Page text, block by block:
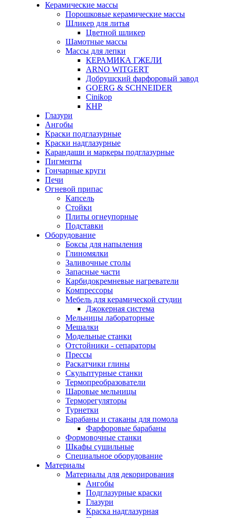
Керамические массы
Порошковые керамические массы
Шликер для литья
Цветной шликер
Шамотные массы
Массы для лепки
КЕРАМИКА ГЖЕЛИ
ARNO WITGERT
Добрушский фарфоровый завод
GOERG & SCHNEIDER
Cinikop
КНР
Глазури
Ангобы
Краски подглазурные
Краски надглазурные
Карандаши и маркеры подглазурные
Пигменты
Гончарные круги
Печи
Огневой припас
Капсель
Стойки
Плиты огнеупорные
Подставки
Оборудование
Боксы для напыления
Глиномялки
Заливочные столы
Запасные части
Карбидокремневые нагреватели
Компрессоры
Мебель для керамической студии
Джокерная система
Мельницы лабораторные
Мешалки
Модельные станки
Отстойники - сепараторы
Прессы
Раскатчики глины
Скульптурные станки
Термопреобразователи
Шаровые мельницы
Терморегуляторы
Турнетки
Барабаны и стаканы для помола
Фарфоровые барабаны
Формовочные станки
Шкафы сушильные
Специальное оборудование
Материалы
Материалы для декорирования
Ангобы
Подглазурные краски
Глазури
Краска надглазурная